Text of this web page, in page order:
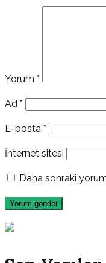
Yorum *
Ad *
E-posta *
İnternet sitesi
Daha sonraki